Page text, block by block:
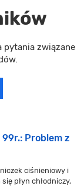
pytania związane
Problem z
ciśnieniowy i
płyn chłodniczy,